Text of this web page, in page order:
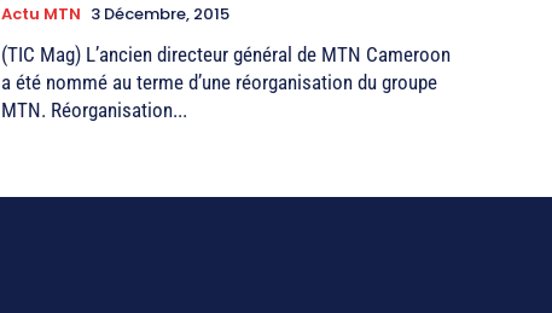
Actu MTN 3 Décembre, 2015
(TIC Mag) L’ancien directeur général de MTN Cameroon
a été nommé au terme d’une réorganisation du groupe
MTN. Réorganisation...